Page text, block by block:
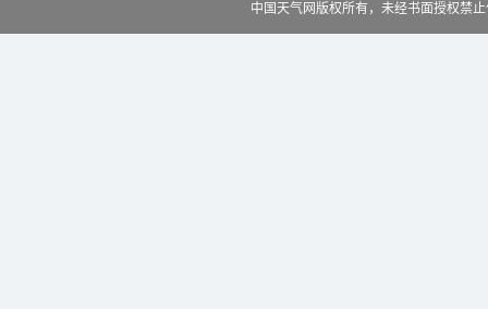
中国天气网版权所有，未经书面授权